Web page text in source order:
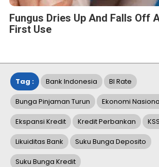
Fungus Dries Up And Falls Off
First Use
Tag : Bank Indonesia BI Rate
Bunga Pinjaman Turun Ekonomi
Ekspansi Kredit Kredit Perbankan
Likuiditas Bank Suku Bunga Deposito
Suku Bunga Kredit